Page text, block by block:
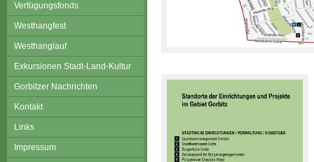
Verfügungsfonds
Westhangfest
Westhanglauf
Exkursionen Stadt-Land-Kultur
Gorbitzer Nachrichten
Kontakt
Links
Impressum